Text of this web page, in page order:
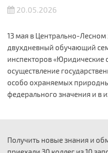
20.05.2026
13 мая в Центрально-Лесном
двухдневный обучающий
инспекторов «Юридические
осуществление
особо охраняемых
федерального значения и в
Получить новые знания и